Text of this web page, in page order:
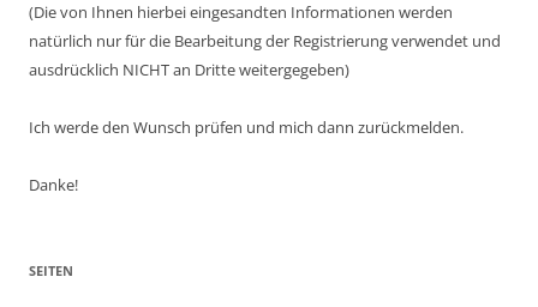
(Die von Ihnen hierbei eingesandten Informationen werden
natürlich nur für die Bearbeitung der Registrierung verwendet und
ausdrücklich NICHT an Dritte weitergegeben)
Ich werde den Wunsch prüfen und mich dann zurückmelden.
Danke!
SEITEN